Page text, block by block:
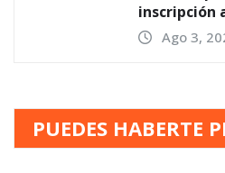
inscripción
Ago 3,
PUEDES HABERTE